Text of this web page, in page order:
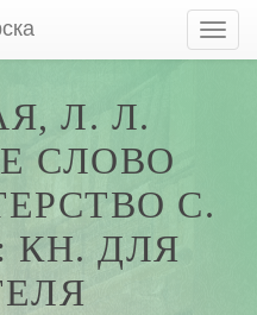
Л. Л.
СЛОВО
С.
КН. ДЛЯ